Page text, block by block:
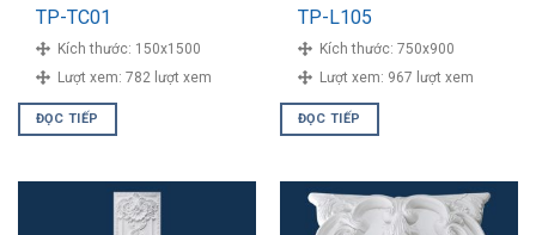
TP-TC01
Kích thước: 150x1500
Lượt xem: 782 lượt xem
ĐỌC TIẾP
TP-L105
Kích thước: 750x900
Lượt xem: 967 lượt xem
ĐỌC TIẾP